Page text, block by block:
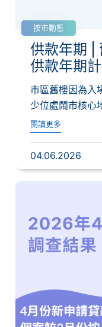
按市動態
供款年期 |
供款年期
市區舊樓因為入
少位處鬧市核心
歡迎。...
閱讀更多
04.06.2026